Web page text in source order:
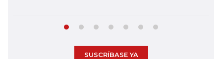
SUSCRÍBASE YA